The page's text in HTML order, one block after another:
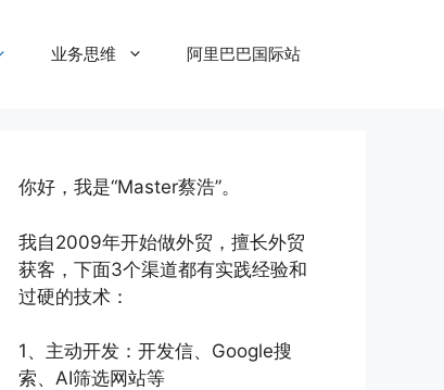
业务思维 阿里巴巴国际站
你好，我是“Master蔡浩”。
我自2009年开始做外贸，擅长外贸
获客，下面3个渠道都有实践经验和
过硬的技术：
1、主动开发：开发信、Google搜
索、AI筛选网站等